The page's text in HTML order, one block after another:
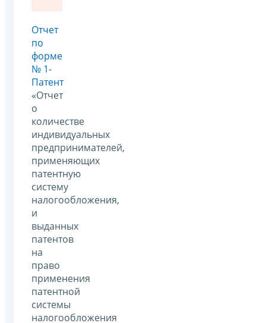
Отчет
по
форме
№ 1-
Патент
«Отчет
о
количестве
индивидуальных
предпринимателей,
применяющих
патентную
систему
налогообложения,
и
выданных
патентов
на
право
применения
патентной
системы
налогообложения